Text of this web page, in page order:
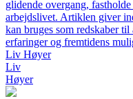
glidende overgang,
arbejdslivet. Artiklen giver
kan bruges som redskaber
erfaringer og fremtidens
Liv Høyer
Liv
Høyer